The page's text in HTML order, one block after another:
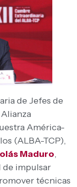
de Jefes de
América-
(ALBA-TCP),
Maduro,
de impulsar
técnicas